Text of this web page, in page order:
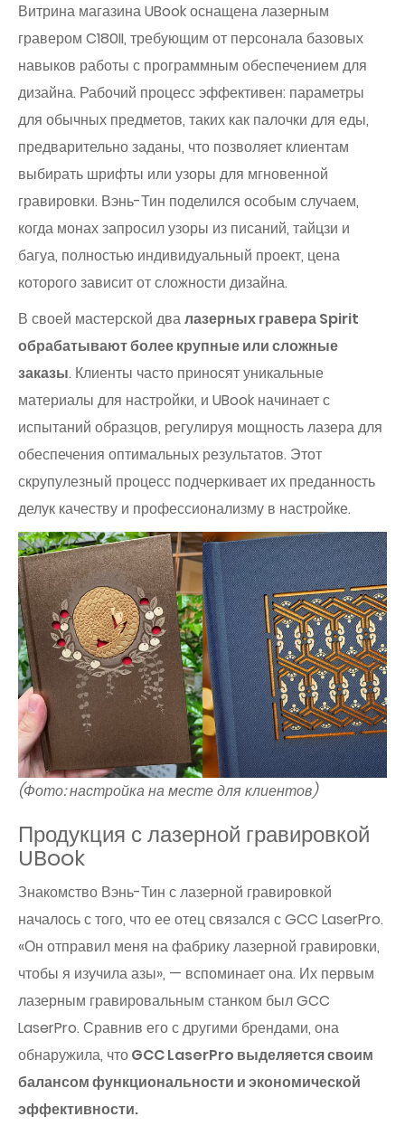
Витрина магазина UBook оснащена лазерным
гравером C180II, требующим от персонала базовых
навыков работы с программным обеспечением для
дизайна. Рабочий процесс эффективен: параметры
для обычных предметов, таких как палочки для еды,
предварительно заданы, что позволяет клиентам
выбирать шрифты или узоры для мгновенной
гравировки. Вэнь-Тин поделился особым случаем,
когда монах запросил узоры из писаний, тайцзи и
багуа, полностью индивидуальный проект, цена
которого зависит от сложности дизайна.
В своей мастерской двалазерных гравера Spirit
обрабатывают более крупные или сложные
заказы. Клиенты часто приносят уникальные
материалы для настройки, и UBook начинает с
испытаний образцов, регулируя мощность лазера для
обеспечения оптимальных результатов. Этот
скрупулезный процесс подчеркивает их преданность
делук качеству и профессионализму в настройке.
(Фото: настройка на месте для клиентов)
Продукция с лазерной гравировкой
UBook
Знакомство Вэнь-Тин с лазерной гравировкой
началось с того, что ее отец связался с GCC LaserPro.
«Он отправил меня на фабрику лазерной гравировки,
чтобы я изучила азы», ​​— вспоминает она. Их первым
лазерным гравировальным станком был GCC
LaserPro. Сравнив его с другими брендами, она
обнаружила, чтоGCC LaserPro выделяется своим
балансом функциональности и экономической
эффективности.